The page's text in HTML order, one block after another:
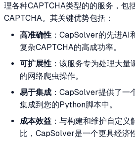
理各种CAPTCHA类型的的服务，包
CAPTCHA。其关键优势包括：
高准确性 ：CapSolver的先进AI
复杂CAPTCHA的高成功率。
可扩展性 ：该服务专为处理大
的网络爬虫操作。
易于集成 ：CapSolver提供了一
集成到您的Python脚本中。
成本效益 ：与构建和维护自定
比，CapSolver是一个更具经济